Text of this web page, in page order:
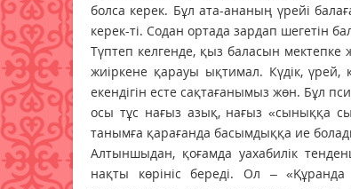
болса керек. Бұл ата-ананың үрейі
керек-ті. Содан ортада зардап шегетін
Түптеп келгенде, қыз баласын
жиіркене қарауы ықтимал. Күдік, үрей,
екендігін есте сақтағанымыз жөн. Бұл
осы тұс нағыз азық, нағыз «сыныққа
танымға қарағанда басымдыққа ие
Алтыншыдан, қоғамда уахабилік
нақты көрініс береді. Ол –